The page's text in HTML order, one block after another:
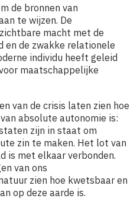
de bronnen van
te wijzen. De
macht met de
en de zwakke relationele
individu heeft geleid
maatschappelijke
van de crisis laten zien hoe
absolute autonomie is:
zijn in staat om
zin te maken. Het lot van
is met elkaar verbonden.
van ons
zien hoe kwetsbaar en
op deze aarde is.